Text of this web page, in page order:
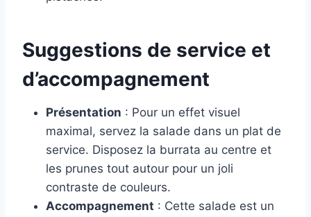
Suggestions de service et
d’accompagnement
Présentation : Pour un effet visuel
maximal, servez la salade dans un plat de
service. Disposez la burrata au centre et
les prunes tout autour pour un joli
contraste de couleurs.
Accompagnement : Cette salade est un